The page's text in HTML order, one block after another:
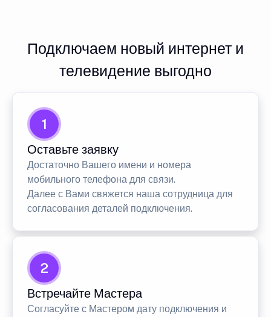
Подключаем новый интернет и
телевидение выгодно
1
Оставьте заявку
Достаточно Вашего имени и номера
мобильного телефона для связи.
Далее с Вами свяжется наша сотрудница для
согласования деталей подключения.
2
Встречайте Мастера
Согласуйте с Мастером дату подключения и